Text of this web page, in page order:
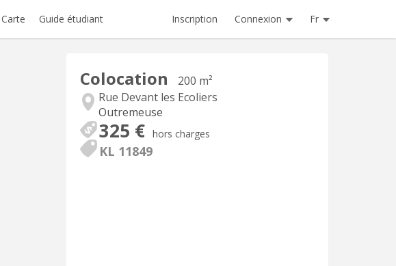
Carte Guide étudiant Inscription Connexion Fr
Colocation
200 m²
Rue Devant les Ecoliers
Outremeuse
325 € hors charges
KL 11849